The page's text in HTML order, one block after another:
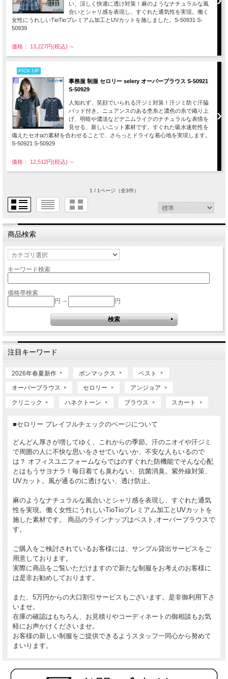
い、涼しく快適に透け対策！麻のようなナチュラルな風
合いとシャリ感を表現し、すぐれた通気性を実現。働く
女性にうれしいTioTioプレミアム加工とUVカットを施しました。S-50931 S-
50939
価格： 13,227円(税込) ～
PICK UP
事務服 制服 セロリー selery オーバーブラウス S-50921
S-50929
人知れず、笑顔でいられる汗ジミ対策！汗ジミ防ぐ汗脇
パッド付き。ニュアンスのある杢糸と濃色の糸で織り上
げ、明暗や濃淡などデニムライクのナチュラルな表情を
見せる、新しいニット素材です。すぐれた吸水速乾性を
備えたセオαの素材を合わせることで、さらっとドライな着心地を実現します。
S-50921 S-50929
価格： 12,512円(税込) ～
1 / 1ページ（全3件）
商品検索
キーワード検索
価格帯検索
円 ～
円
注目キーワード
2026年春夏新作 ボンマックス ベスト
オーバーブラウス セロリー アンジョア
クリニック ハネクトーン ブラウス スカート
■セロリー プレイフルチェックのページについて
どんどん厚さが増してゆく、これからの季節。汗のニオイや汗ジミ
で周囲の人に不快な思いをさせていないか、不安な人もいるので
は？ オフィスユニフォームならではのすぐれた防機能でそんな心配
とはもうサヨナラ！毎日着ても臭わない、抗菌消臭。紫外線対策、
UVカット。風が通るのに透けない、透け防止。
麻のようなナチュラルな風合いとシャリ感を表現し、すぐれた通気
性を実現。働く女性にうれしいTioTioプレミアム加工とUVカットを
施した素材です。 商品のラインナップはベスト,オーバーブラウスで
す。
ご購入をご検討されているお客様には、サンプル貸出サービスをご
用意しております。
実際に商品をご覧いただけますので新たな制服をお考えのお客様に
は是非お勧めしております。
また、5万円からの大口割引サービスもございます。是非御利用下さ
いませ。
在庫の確認はもちろん、お見積りやコーディネートの御相談もお気
軽にお声かけくださいませ。
お客様の新しい制服をご提供できるようスタッフ一同心から努めて
まいります。